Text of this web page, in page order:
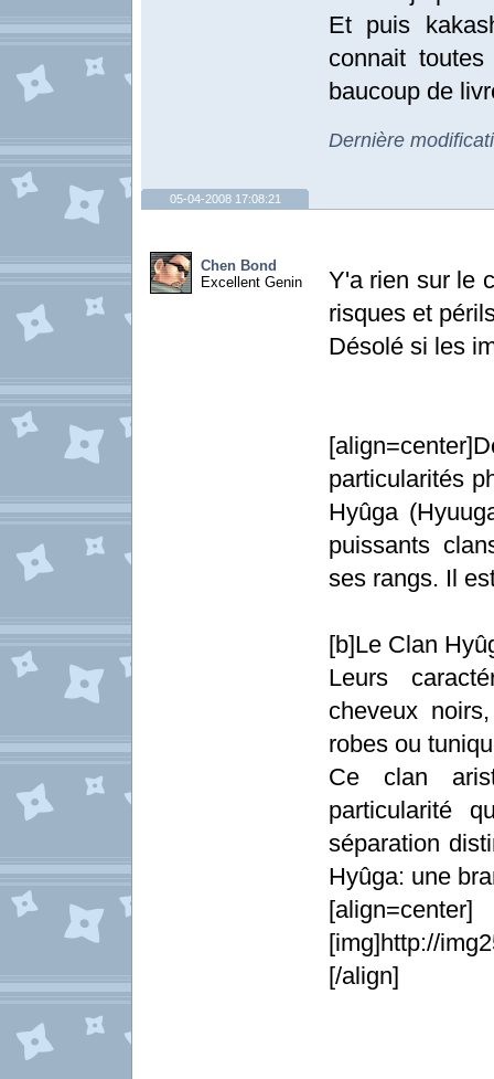
Et puis
connait
baucoup de
Dernière
05-04-2008 17:08:21
Chen Bond
Excellent Genin
Y'a rien sur le
risques et
Désolé si les
particularités
Hyûga
puissants
ses rangs. Il
[b]Le Clan
Leurs
cheveux
robes ou
Ce clan
particularité
séparation
Hyûga: une
[align=center]
[img]http://
[/align]